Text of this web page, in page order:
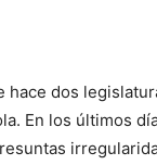
dos
En los últimos